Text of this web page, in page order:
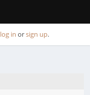
log in orsign up.